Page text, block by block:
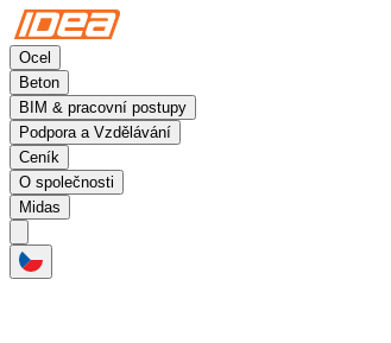
Ocel
Beton
BIM & pracovní postupy
Podpora a Vzdělávání
Ceník
O společnosti
Midas